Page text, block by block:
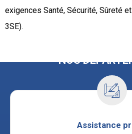
exigences Santé, Sécurité, Sûreté
3SE).
NOS
Assistance